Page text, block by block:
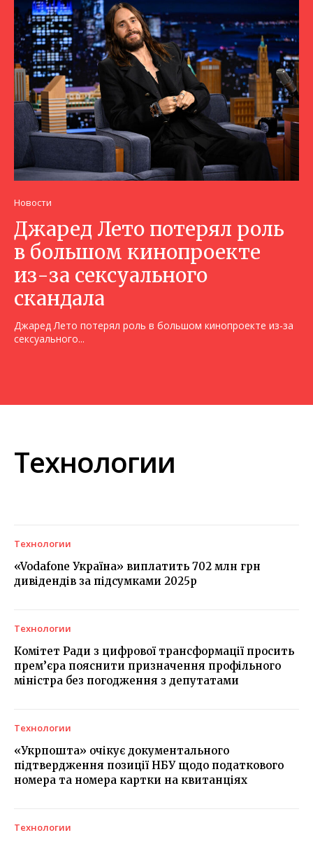
Новости
Джаред Лето потерял роль
в большом кинопроекте
из-за сексуального
скандала
Джаред Лето потерял роль в большом кинопроекте из-за
сексуального...
Технологии
Технологии
«Vodafone Україна» виплатить 702 млн грн
дивідендів за підсумками 2025р
Технологии
Комітет Ради з цифрової трансформації просить
прем’єра пояснити призначення профільного
міністра без погодження з депутатами
Технологии
«Укрпошта» очікує документального
підтвердження позиції НБУ щодо податкового
номера та номера картки на квитанціях
Технологии